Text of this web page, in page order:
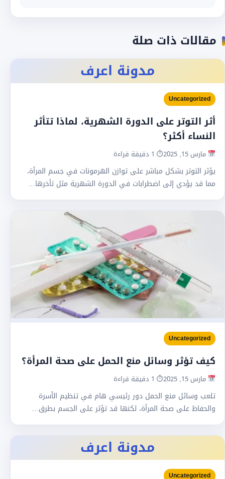
مقالات ذات صلة
مدونة اعرف
Uncategorized
أثر التوتر على الدورة الشهرية، لماذا تتأثر
النساء أكثر؟
مارس 15, 2025 ⏱ 1 دقيقة قراءة
يؤثر التوتر بشكل مباشر على توازن الهرمونات في جسم المرأة،
مما قد يؤدي إلى اضطرابات في الدورة الشهرية مثل تأخرها…
Uncategorized
كيف تؤثر وسائل منع الحمل على صحة المرأة؟
مارس 15, 2025 ⏱ 1 دقيقة قراءة
تلعب وسائل منع الحمل دور رئيسي هام في تنظيم الأسرة
والحفاظ على صحة المرأة، لكنها قد تؤثر على الجسم بطرق…
مدونة اعرف
Uncategorized